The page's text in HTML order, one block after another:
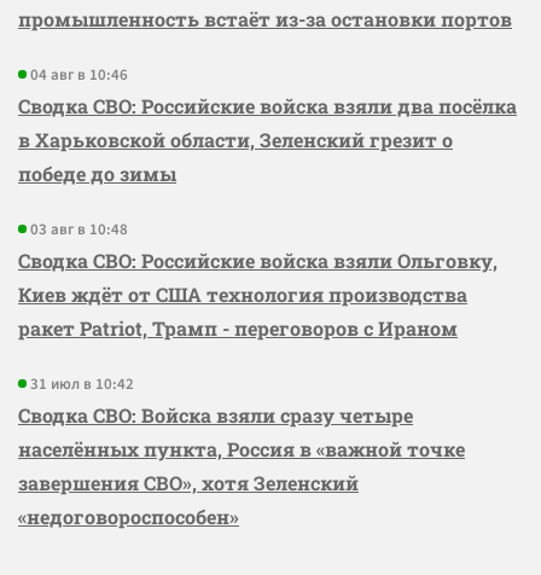
промышленность встаёт из-за остановки портов
04 авг в 10:46
Сводка СВО: Российские войска взяли два посёлка
в Харьковской области, Зеленский грезит о
победе до зимы
03 авг в 10:48
Сводка СВО: Российские войска взяли Ольговку,
Киев ждёт от США технология производства
ракет Patriot, Трамп - переговоров с Ираном
31 июл в 10:42
Сводка СВО: Войска взяли сразу четыре
населённых пункта, Россия в «важной точке
завершения СВО», хотя Зеленский
«недоговороспособен»